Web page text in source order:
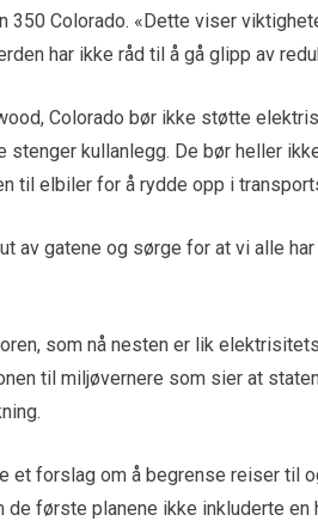
350 Colorado. «Dette viser
har ikke råd til å gå glipp av
Colorado bør ikke støtte
stenger kullanlegg. De bør heller
til elbiler for å rydde opp i
av gatene og sørge for at vi alle
som nå nesten er lik
til miljøvernere som sier at
et forslag om å begrense reiser til
første planene ikke inkluderte en